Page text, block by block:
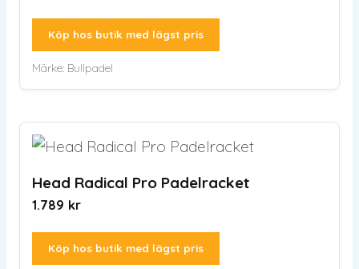
Köp hos butik med lägst pris
Märke: Bullpadel
Head Radical Pro Padelracket
1.789 kr
Köp hos butik med lägst pris